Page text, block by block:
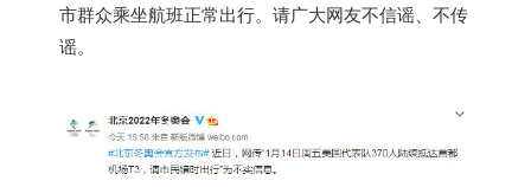
市群众乘坐航班正常出行。请广大网友不信谣、不传
谣。